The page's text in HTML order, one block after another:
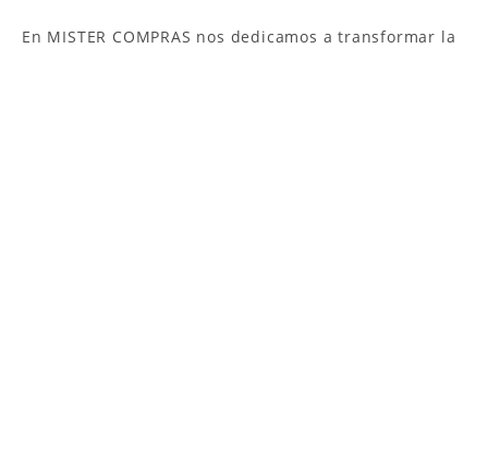
En MISTER COMPRAS nos dedicamos a transformar la